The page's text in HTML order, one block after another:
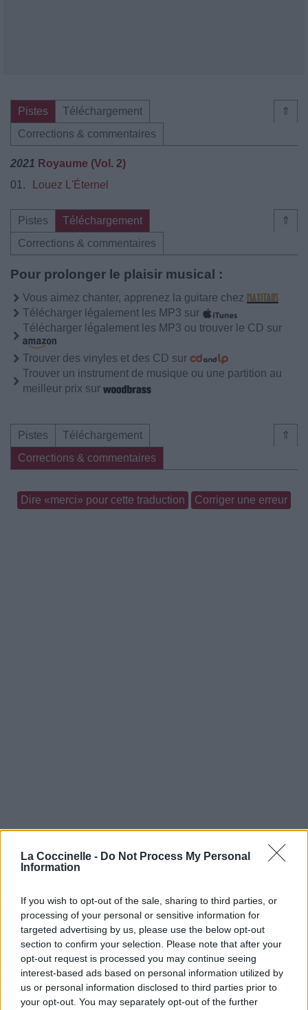
La Coccinelle - Do Not Process My Personal
Information
If you wish to opt-out of the sale, sharing to third parties, or
processing of your personal or sensitive information for
targeted advertising by us, please use the below opt-out
section to confirm your selection. Please note that after your
opt-out request is processed you may continue seeing
interest-based ads based on personal information utilized by
us or personal information disclosed to third parties prior to
your opt-out. You may separately opt-out of the further
⇑
Pistes
Téléchargement
Corrections & commentaires
2021 Royaume (Vol. 2)
01.
Louez L'Éternel
⇑
Pistes
Téléchargement
Corrections & commentaires
Pour prolonger le plaisir musical :
Vous aimez chanter, apprenez la guitare chez
Télécharger légalement les MP3 sur
Télécharger légalement les MP3 ou trouver le CD sur
Trouver des vinyles et des CD sur
Trouver un instrument de musique ou une partition au
meilleur prix sur
⇑
Pistes
Téléchargement
Corrections & commentaires
Dire «merci» pour cette traduction Corriger une erreur